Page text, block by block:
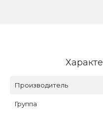
Производитель
Группа